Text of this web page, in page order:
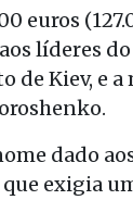
euros
líderes
de Kiev, e
dado
que exigia